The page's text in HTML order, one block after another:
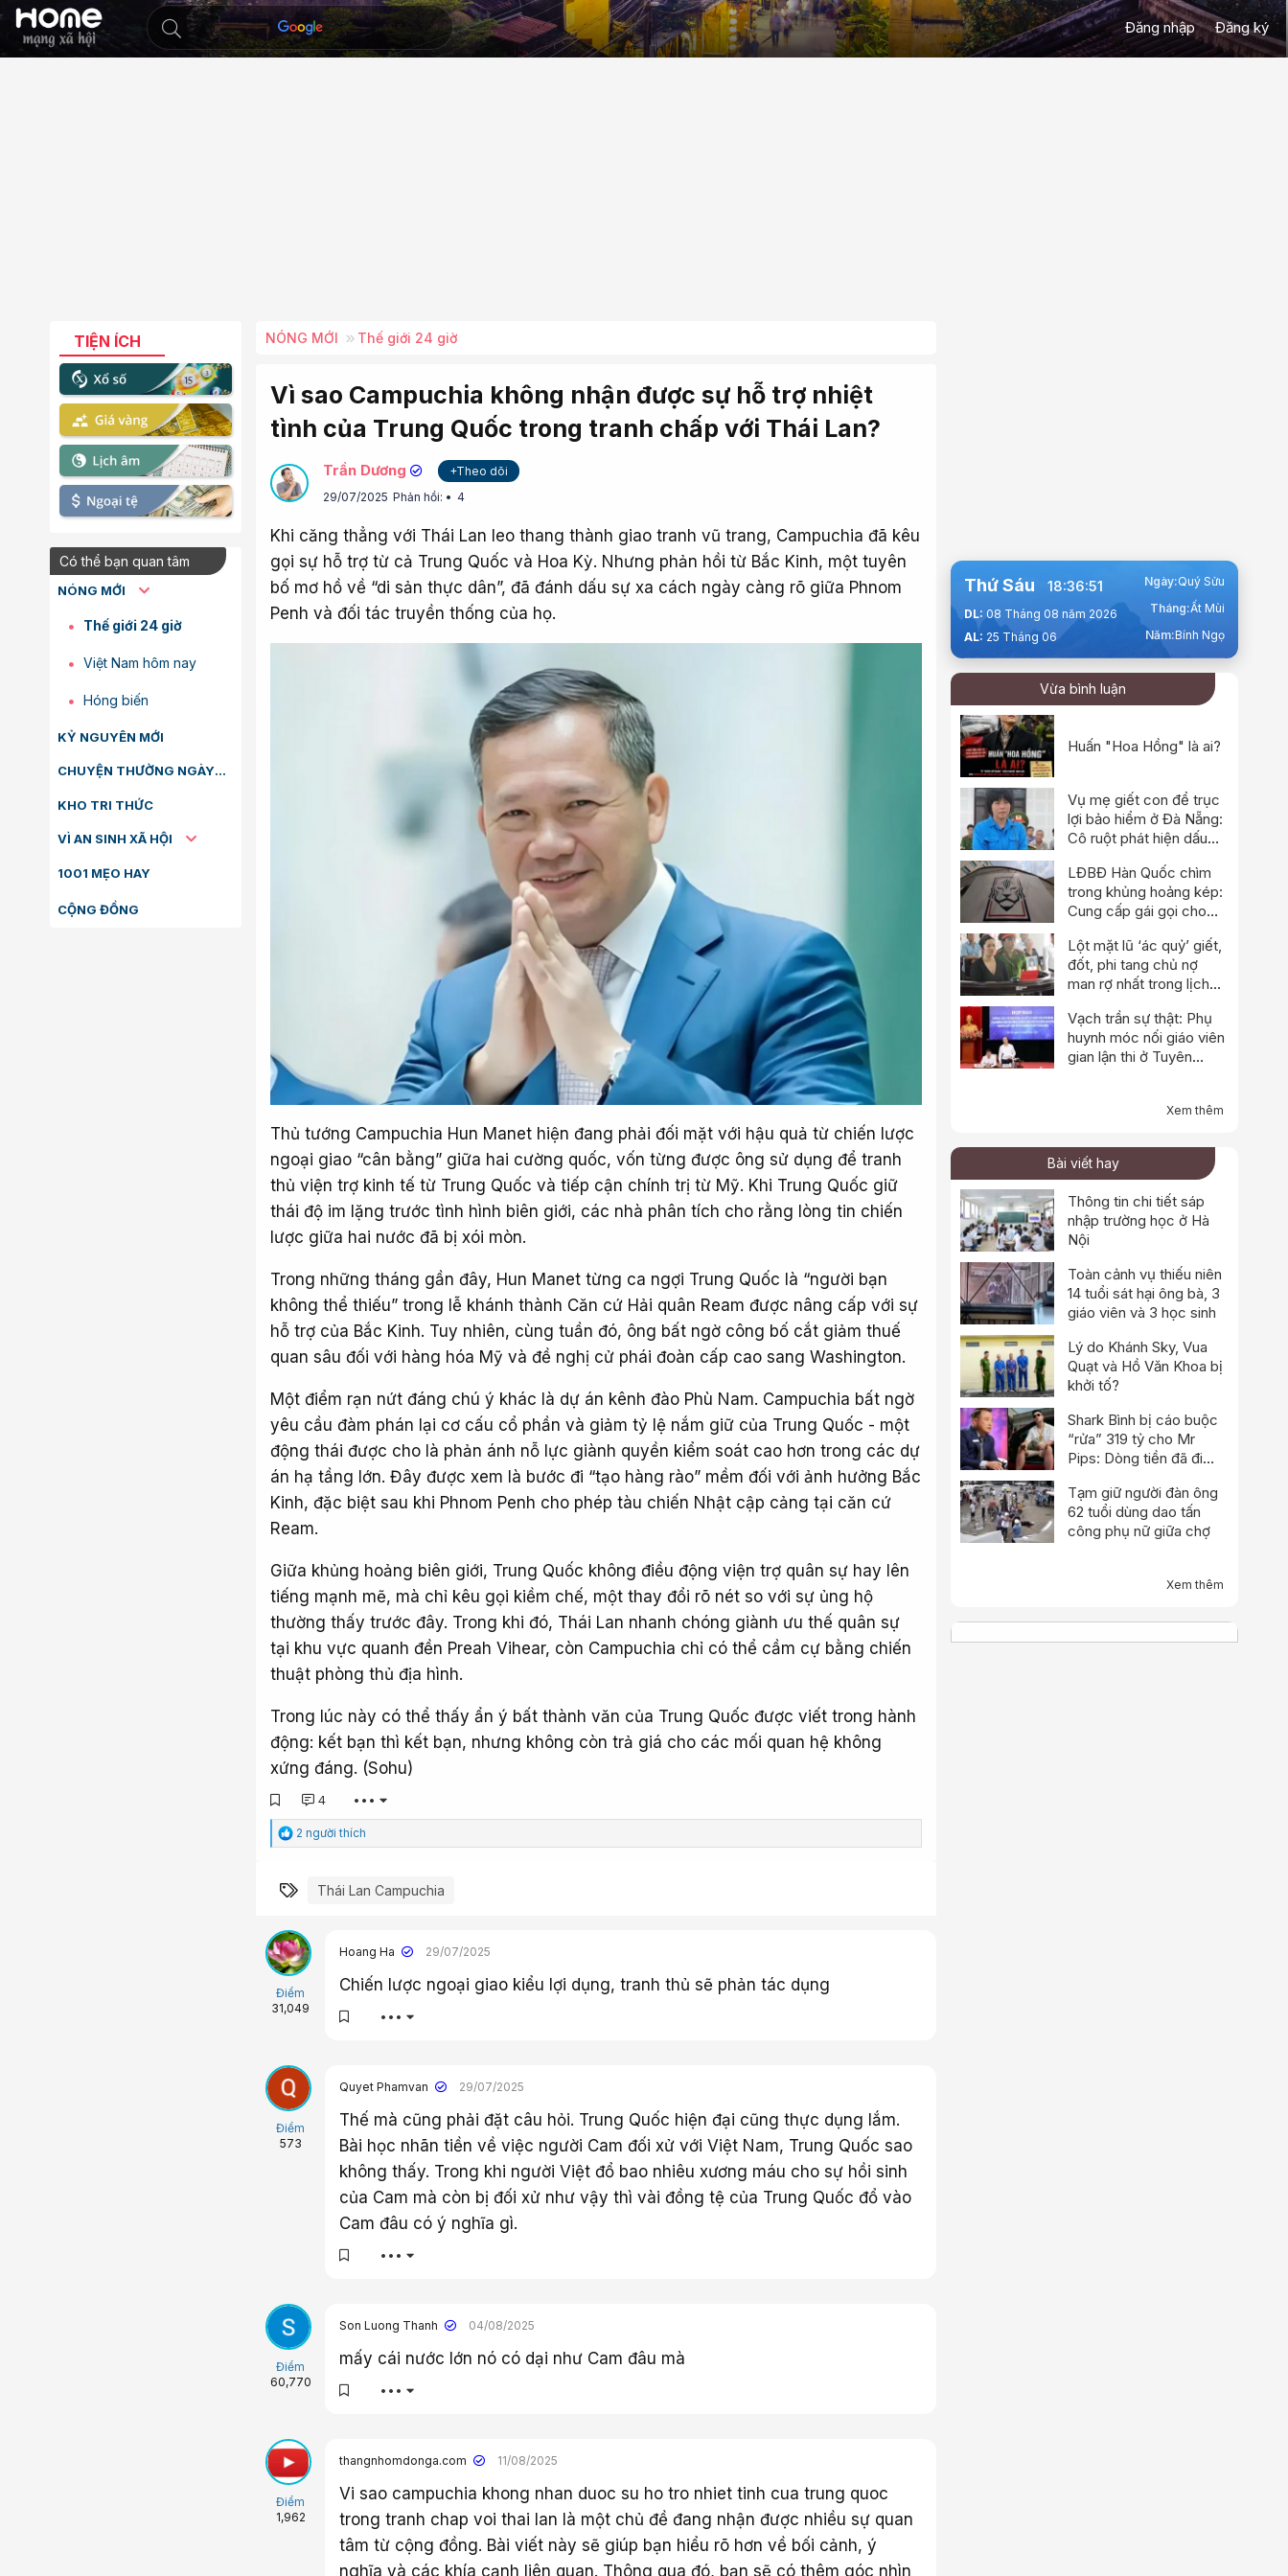
Đăng nhập Đăng ký
TIỆN ÍCH
Có thể bạn quan tâm
NÓNG MỚI
Thế giới 24 giờ
Việt Nam hôm nay
Hóng biến
KỶ NGUYÊN MỚI
CHUYỆN THƯỜNG NGÀY
KHO TRI THỨC
VÌ AN SINH XÃ HỘI
1001 MẸO HAY
CỘNG ĐỒNG
NÓNG MỚI Thế giới 24 giờ
Vì sao Campuchia không nhận được sự hỗ trợ nhiệt
tình của Trung Quốc trong tranh chấp với Thái Lan?
Trần Dương
+Theo dõi
29/07/2025 Phản hồi: 4
Khi căng thẳng với Thái Lan leo thang thành giao tranh vũ trang, Campuchia đã kêu
gọi sự hỗ trợ từ cả Trung Quốc và Hoa Kỳ. Nhưng phản hồi từ Bắc Kinh, một tuyên
bố mơ hồ về “di sản thực dân”, đã đánh dấu sự xa cách ngày càng rõ giữa Phnom
Penh và đối tác truyền thống của họ.
Thủ tướng Campuchia Hun Manet hiện đang phải đối mặt với hậu quả từ chiến lược
ngoại giao “cân bằng” giữa hai cường quốc, vốn từng được ông sử dụng để tranh
thủ viện trợ kinh tế từ Trung Quốc và tiếp cận chính trị từ Mỹ. Khi Trung Quốc giữ
thái độ im lặng trước tình hình biên giới, các nhà phân tích cho rằng lòng tin chiến
lược giữa hai nước đã bị xói mòn.
Trong những tháng gần đây, Hun Manet từng ca ngợi Trung Quốc là “người bạn
không thể thiếu” trong lễ khánh thành Căn cứ Hải quân Ream được nâng cấp với sự
hỗ trợ của Bắc Kinh. Tuy nhiên, cùng tuần đó, ông bất ngờ công bố cắt giảm thuế
quan sâu đối với hàng hóa Mỹ và đề nghị cử phái đoàn cấp cao sang Washington.
Một điểm rạn nứt đáng chú ý khác là dự án kênh đào Phù Nam. Campuchia bất ngờ
yêu cầu đàm phán lại cơ cấu cổ phần và giảm tỷ lệ nắm giữ của Trung Quốc - một
động thái được cho là phản ánh nỗ lực giành quyền kiểm soát cao hơn trong các dự
án hạ tầng lớn. Đây được xem là bước đi “tạo hàng rào” mềm đối với ảnh hưởng Bắc
Kinh, đặc biệt sau khi Phnom Penh cho phép tàu chiến Nhật cập cảng tại căn cứ
Ream.
Giữa khủng hoảng biên giới, Trung Quốc không điều động viện trợ quân sự hay lên
tiếng mạnh mẽ, mà chỉ kêu gọi kiềm chế, một thay đổi rõ nét so với sự ủng hộ
thường thấy trước đây. Trong khi đó, Thái Lan nhanh chóng giành ưu thế quân sự
tại khu vực quanh đền Preah Vihear, còn Campuchia chỉ có thể cầm cự bằng chiến
thuật phòng thủ địa hình.
Trong lúc này có thể thấy ẩn ý bất thành văn của Trung Quốc được viết trong hành
động: kết bạn thì kết bạn, nhưng không còn trả giá cho các mối quan hệ không
xứng đáng. (Sohu)
4 •••
C
ả
ú
2 người thích
Từ khóa
Thái Lan Campuchia
Điểm
31,049
Hoang Ha 29/07/2025
Chiến lược ngoại giao kiểu lợi dụng, tranh thủ sẽ phản tác dụng
•••
Điểm
573
Quyet Phamvan 29/07/2025
Thế mà cũng phải đặt câu hỏi. Trung Quốc hiện đại cũng thực dụng lắm.
Bài học nhãn tiền về việc người Cam đối xử với Việt Nam, Trung Quốc sao
không thấy. Trong khi người Việt đổ bao nhiêu xương máu cho sự hồi sinh
của Cam mà còn bị đối xử như vậy thì vài đồng tệ của Trung Quốc đổ vào
Cam đâu có ý nghĩa gì.
•••
Điểm
60,770
Son Luong Thanh 04/08/2025
mấy cái nước lớn nó có dại như Cam đâu mà
•••
Điểm
1,962
thangnhomdonga.com 11/08/2025
Vi sao campuchia khong nhan duoc su ho tro nhiet tinh cua trung quoc
trong tranh chap voi thai lan là một chủ đề đang nhận được nhiều sự quan
tâm từ cộng đồng. Bài viết này sẽ giúp bạn hiểu rõ hơn về bối cảnh, ý
nghĩa và các khía cạnh liên quan. Thông qua đó, bạn sẽ có thêm góc nhìn
Thứ Sáu 18:36:52
DL: 08 Tháng 08 năm 2026
AL: 25 Tháng 06
Ngày:Quý Sửu
Tháng:Ất Mùi
Năm:Bính Ngọ
Vừa bình luận
Huấn "Hoa Hồng" là ai?
Vụ mẹ giết con để trục
lợi bảo hiểm ở Đà Nẵng:
Cô ruột phát hiện dấu
LĐBĐ Hàn Quốc chìm
trong khủng hoảng kép:
Cung cấp gái gọi cho
kích trụ sở
Lột mặt lũ ‘ác quỷ’ giết,
đốt, phi tang chủ nợ
man rợ nhất trong lịch
Vạch trần sự thật: Phụ
huynh móc nối giáo viên
gian lận thi ở Tuyên
Xem thêm
Bài viết hay
Thông tin chi tiết sáp
nhập trường học ở Hà
Nội
Toàn cảnh vụ thiếu niên
14 tuổi sát hại ông bà, 3
giáo viên và 3 học sinh
Lý do Khánh Sky, Vua
Quạt và Hồ Văn Khoa bị
khởi tố?
Shark Bình bị cáo buộc
“rửa” 319 tỷ cho Mr
Pips: Dòng tiền đã đi
nào?
Tạm giữ người đàn ông
62 tuổi dùng dao tấn
công phụ nữ giữa chợ
Xem thêm